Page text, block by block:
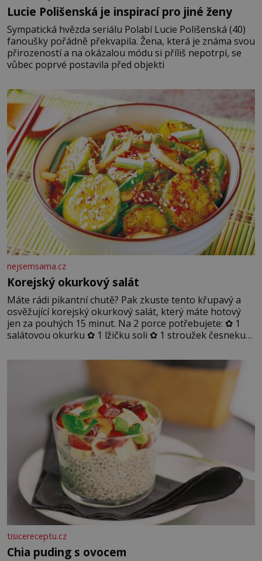
Lucie Polišenská je inspirací pro jiné ženy
Sympatická hvězda seriálu Polabí Lucie Polišenská (40)
fanoušky pořádně překvapila. Žena, která je známa svou
přirozeností a na okázalou módu si příliš nepotrpí, se
vůbec poprvé postavila před objekti
nejsemsama.cz
Korejský okurkový salát
Máte rádi pikantní chutě? Pak zkuste tento křupavý a
osvěžující korejský okurkový salát, který máte hotový
jen za pouhých 15 minut. Na 2 porce potřebujete: ✿ 1
salátovou okurku ✿ 1 lžičku soli ✿ 1 stroužek česneku
sezamového oleje ✿ 1 lžičku chilli ✿ 1 lžičku cukru ✿ 1
jarní cibulku ✿ 1 lžíci sezamových semínek
tisicereceptu.cz
Chia puding s ovocem